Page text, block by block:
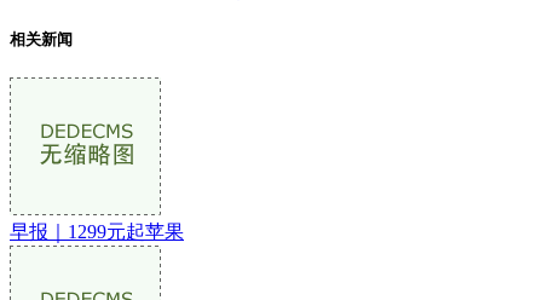
相关新闻
早报｜1299元起苹果